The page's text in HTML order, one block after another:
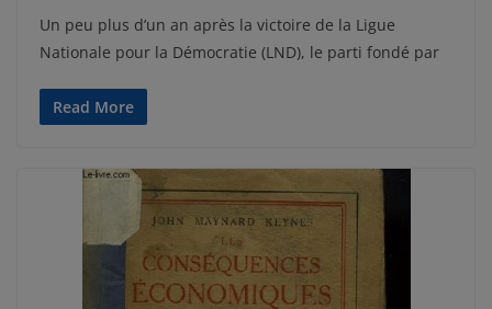
Un peu plus d’un an après la victoire de la Ligue
Nationale pour la Démocratie (LND), le parti fondé par
Read More